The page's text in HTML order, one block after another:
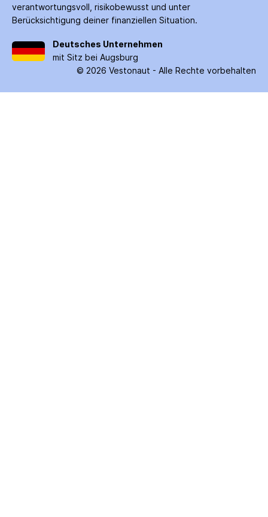
verantwortungsvoll, risiko­bewusst und unter
Berücksichtigung deiner finanziellen Situation.
Deutsches Unternehmen
mit Sitz bei Augsburg
© 2026 Vestonaut - Alle Rechte vorbehalten